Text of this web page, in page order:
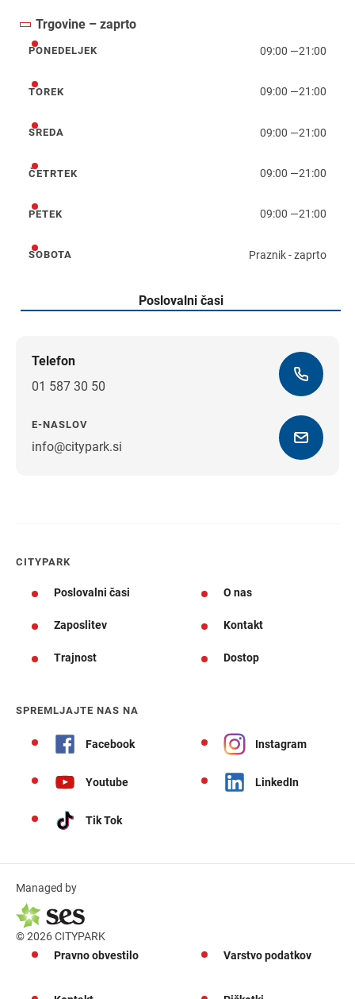
Trgovine – zaprto
ponedeljek
PONEDELJEK 09:00 —21:00
torek
TOREK 09:00 —21:00
sreda
SREDA 09:00 —21:00
četrtek
ČETRTEK 09:00 —21:00
petek
PETEK 09:00 —21:00
sobota
SOBOTA Praznik - zaprto
Poslovalni časi
Telefon
01 587 30 50
E-NASLOV
info@citypark.si
CITYPARK
Poslovalni časi O nas
Zaposlitev Kontakt
Trajnost Dostop
SPREMLJAJTE NAS NA
Facebook Instagram
Youtube LinkedIn
Tik Tok
Managed by
© 2026 CITYPARK
Pravno obvestilo
Varstvo podatkov